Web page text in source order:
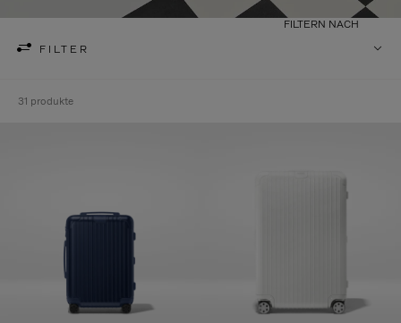
FILTER
FILTERN NACH
31 produkte